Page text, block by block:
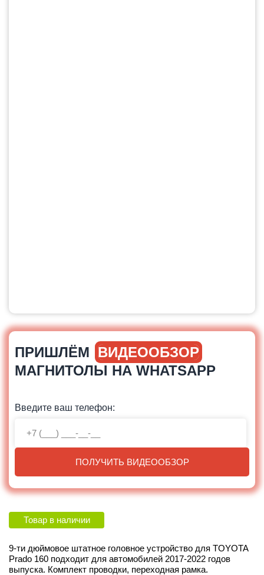
ПРИШЛЁМ ВИДЕООБЗОР
МАГНИТОЛЫ НА WHATSAPP
Введите ваш телефон:
ПОЛУЧИТЬ ВИДЕООБЗОР
Товар в наличии
9-ти дюймовое штатное головное устройство для TOYOTA
Prado 160 подходит для автомобилей 2017-2022 годов
выпуска. Комплект проводки, переходная рамка.